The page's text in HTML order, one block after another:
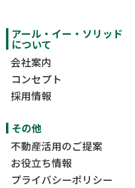
アール・イー・ソリッド
について
会社案内
コンセプト
採用情報
その他
不動産活用のご提案
お役立ち情報
プライバシーポリシー